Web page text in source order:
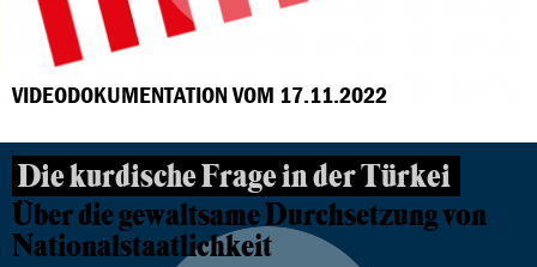
VIDEODOKUMENTATION VOM 17.11.2022
Die kurdische Frage in der Türkei
Über die gewaltsame Durchsetzung von
Nationalstaatlichkeit